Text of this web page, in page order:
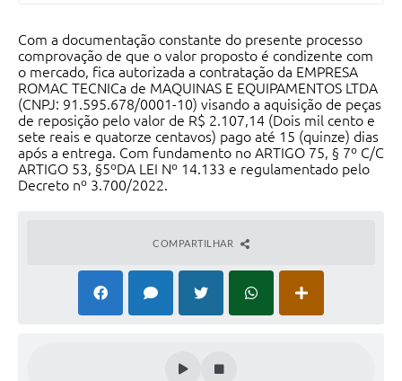
Negócios
Com a documentação constante do presente processo
comprovação de que o valor proposto é condizente com
o mercado, fica autorizada a contratação da EMPRESA
ROMAC TECNICa de MAQUINAS E EQUIPAMENTOS LTDA
(CNPJ: 91.595.678/0001-10) visando a aquisição de peças
de reposição pelo valor de R$ 2.107,14 (Dois mil cento e
sete reais e quatorze centavos) pago até 15 (quinze) dias
após a entrega. Com fundamento no ARTIGO 75, § 7º C/C
ARTIGO 53, §5ºDA LEI Nº 14.133 e regulamentado pelo
Decreto nº 3.700/2022.
COMPARTILHAR